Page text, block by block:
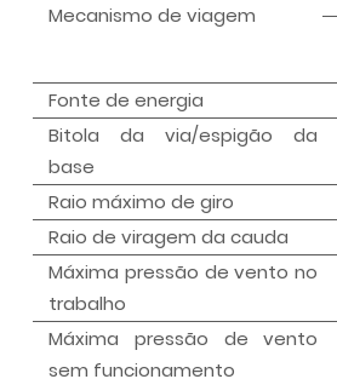
Mecanismo de viagem
Fonte de energia
Bitola da via/espigão da
base
Raio máximo de giro
Raio de viragem da cauda
Máxima pressão de vento no
trabalho
Máxima pressão de vento
sem funcionamento